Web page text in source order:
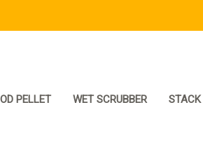
PELLET WET SCRUBBER STACK